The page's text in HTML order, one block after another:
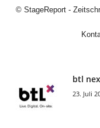
© StageReport -
btl
23. Juli